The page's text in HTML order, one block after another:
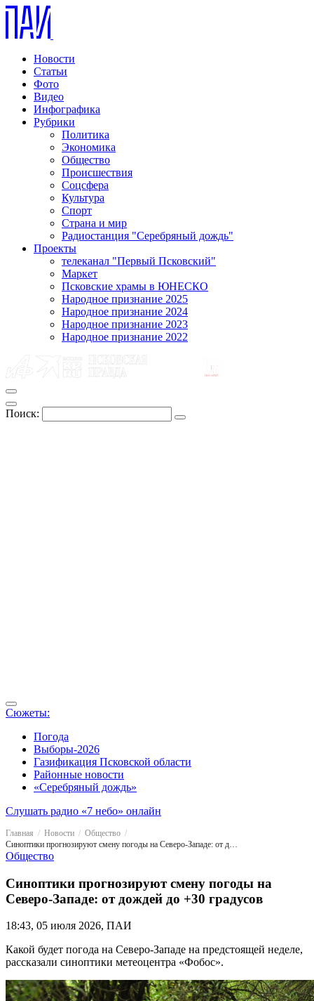
Новости
Статьи
Фото
Видео
Инфографика
Рубрики
Политика
Экономика
Общество
Происшествия
Соцсфера
Культура
Спорт
Страна и мир
Радиостанция "Серебряный дождь"
Проекты
телеканал "Первый Псковский"
Маркет
Псковские храмы в ЮНЕСКО
Народное признание 2025
Народное признание 2024
Народное признание 2023
Народное признание 2022
Поиск:
Сюжеты:
Погода
Выборы-2026
Газификация Псковской области
Районные новости
«Серебряный дождь»
Слушать радио «7 небо» онлайн
Главная Новости
Общество
Синоптики прогнозируют смену погоды на Северо-Западе: от дождей до +30 градусов
Общество
Синоптики прогнозируют смену погоды на
Северо-Западе: от дождей до +30 градусов
18:43, 05 июля 2026, ПАИ
Какой будет погода на Северо-Западе на предстоящей неделе,
рассказали синоптики метеоцентра «Фобос».